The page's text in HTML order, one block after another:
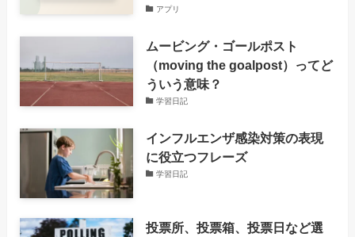
アプリ
ムービング・ゴールポスト
（moving the goalpost）ってど
ういう意味？
学習日記
インフルエンザ感染対策の表現
に役立つフレーズ
学習日記
投票所、投票箱、投票日など選